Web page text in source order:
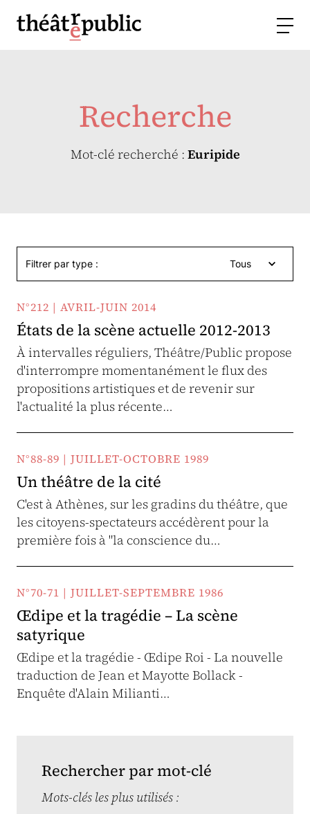
Recherche
Mot-clé recherché : Euripide
Filtrer par type : Tous
N°212 | AVRIL-JUIN 2014
États de la scène actuelle 2012-2013
À intervalles réguliers, Théâtre/Public propose
d'interrompre momentanément le flux des
propositions artistiques et de revenir sur
l'actualité la plus récente…
N°88-89 | JUILLET-OCTOBRE 1989
Un théâtre de la cité
C'est à Athènes, sur les gradins du théâtre, que
les citoyens-spectateurs accédèrent pour la
première fois à "la conscience du…
N°70-71 | JUILLET-SEPTEMBRE 1986
Œdipe et la tragédie – La scène
satyrique
Œdipe et la tragédie - Œdipe Roi - La nouvelle
traduction de Jean et Mayotte Bollack -
Enquête d'Alain Milianti…
Rechercher par mot-clé
Mots-clés les plus utilisés :